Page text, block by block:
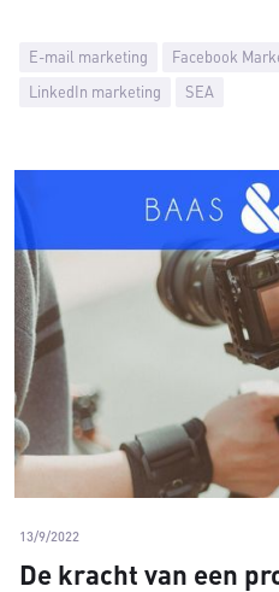
E-mail marketing Facebook
LinkedIn marketing
SEA
13/9/2022
De kracht van een